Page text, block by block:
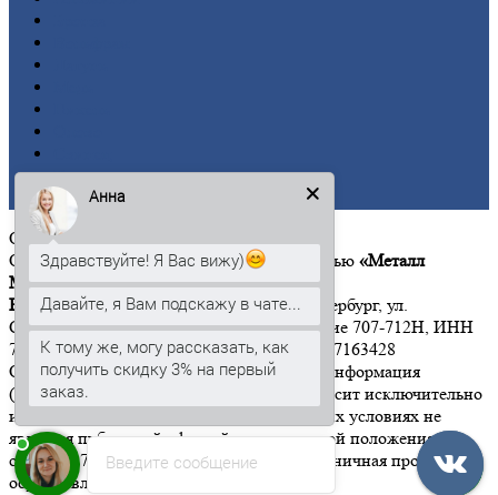
Титан
Цинк
ООО«Металл Момент»
Общество с ограниченной ответственностью «Металл
Момент»
Юридический адрес:197342, г. Санкт-Петербург, ул.
Сердобольская, дом 65, литер А, помещение 707-712Н, ИНН
7814646533 КПП 781401001 ОГРН 1167847163428
Обращаем Ваше внимание на то, что вся информация
(включая цены) на этом интернет-сайте носит исключительно
информационный характер, и ни при каких условиях не
является публичной офертой, определяемой положениями
статьи 437 Гражданского кодекса РФ". Розничная продажа
осуществляется от 15 000 рублей.
Введите сообщение
Анна
Здравствуйте! Я Вас вижу)
Давайте, я Вам подскажу в чате...
К тому же, могу рассказать, как
получить скидку 3% на первый
заказ.